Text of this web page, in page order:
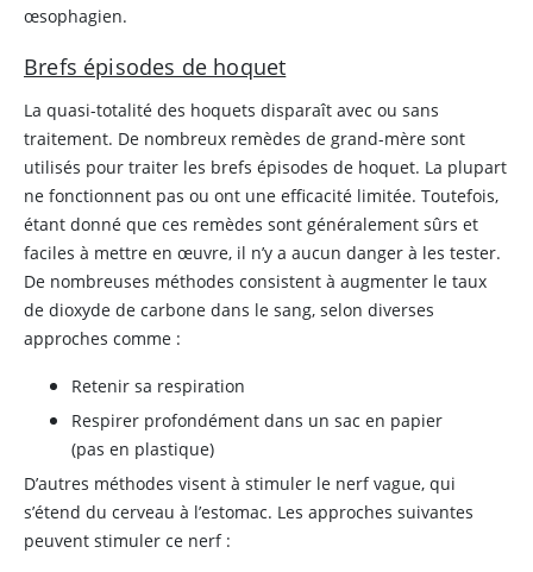
œsophagien.
Brefs épisodes de hoquet
La quasi-totalité des hoquets disparaît avec ou sans
traitement. De nombreux remèdes de grand-mère sont
utilisés pour traiter les brefs épisodes de hoquet. La plupart
ne fonctionnent pas ou ont une efficacité limitée. Toutefois,
étant donné que ces remèdes sont généralement sûrs et
faciles à mettre en œuvre, il n’y a aucun danger à les tester.
De nombreuses méthodes consistent à augmenter le taux
de dioxyde de carbone dans le sang, selon diverses
approches comme :
Retenir sa respiration
Respirer profondément dans un sac en papier
(pas en plastique)
D’autres méthodes visent à stimuler le nerf vague, qui
s’étend du cerveau à l’estomac. Les approches suivantes
peuvent stimuler ce nerf :